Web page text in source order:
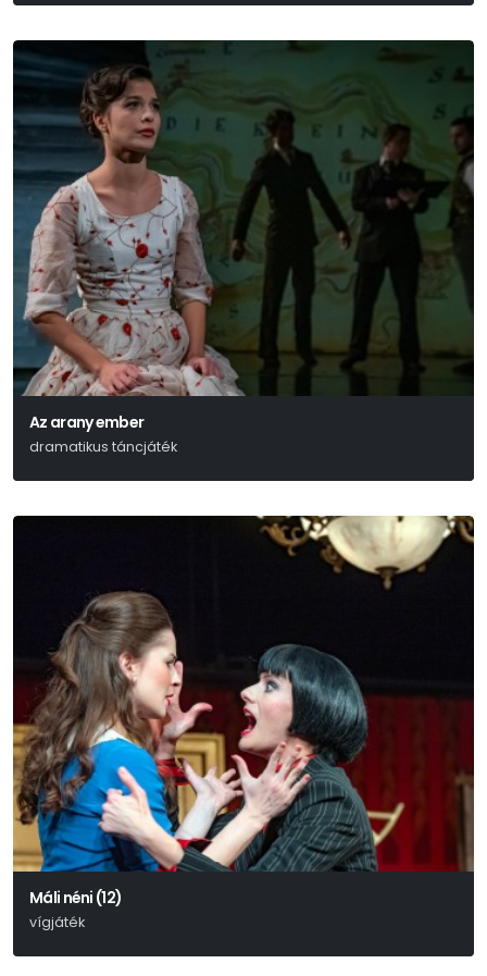
Az arany ember
dramatikus táncjáték
Máli néni (12)
vígjáték